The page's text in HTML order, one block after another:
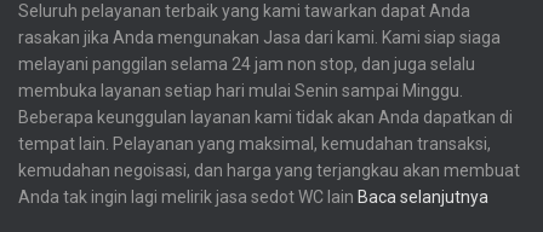
Seluruh pelayanan terbaik yang kami tawarkan dapat Anda
rasakan jika Anda mengunakan Jasa dari kami. Kami siap siaga
melayani panggilan selama 24 jam non stop, dan juga selalu
membuka layanan setiap hari mulai Senin sampai Minggu.
Beberapa keunggulan layanan kami tidak akan Anda dapatkan di
tempat lain. Pelayanan yang maksimal, kemudahan transaksi,
kemudahan negoisasi, dan harga yang terjangkau akan membuat
Anda tak ingin lagi melirik jasa sedot WC lain Baca selanjutnya